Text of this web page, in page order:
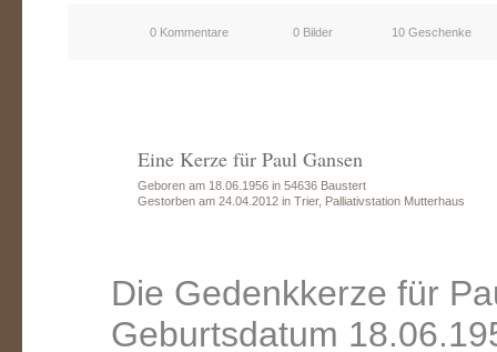
0 Kommentare 0 Bilder 10 Geschenke
Eine Kerze für Paul Gansen
Geboren am 18.06.1956 in 54636 Baustert
Gestorben am 24.04.2012 in Trier, Palliativstation Mutterhaus
Die Gedenkkerze für
Geburtsdatum